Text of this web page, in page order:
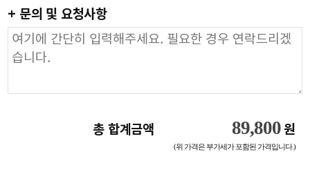
+ 문의 및 요청사항
총 합계금액 89,800 원
(위 가격은 부가세가 포함된 가격입니다.)